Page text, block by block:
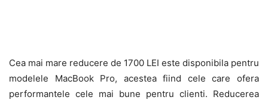
Cea mai mare reducere de 1700 LEI este disponibila pentru
modelele MacBook Pro, acestea fiind cele care ofera
performantele cele mai bune pentru clienti. Reducerea